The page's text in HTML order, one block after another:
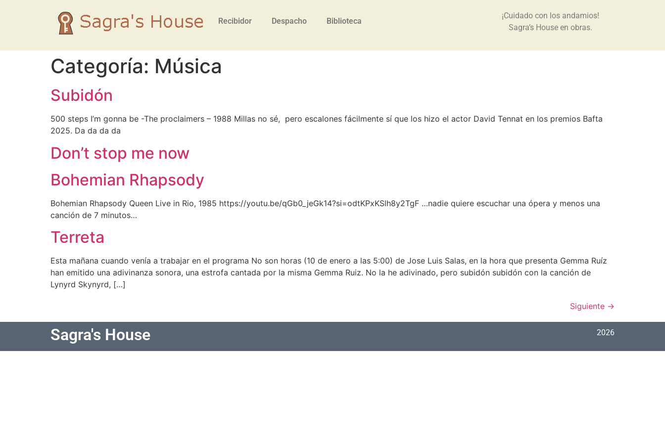
Recibidor Despacho Biblioteca
¡Cuidado con los andamios!
Sagra’s House en obras.
Categoría: Música
Subidón
500 steps I’m gonna be -The proclaimers – 1988 Millas no sé, pero escalones fácilmente sí que los hizo el actor David Tennat en los premios Bafta
2025. Da da da da
Don’t stop me now
Bohemian Rhapsody
Bohemian Rhapsody Queen Live in Rio, 1985 https://youtu.be/qGb0_jeGk14?si=odtKPxKSlh8y2TgF …nadie quiere escuchar una ópera y menos una
canción de 7 minutos…
Terreta
Esta mañana cuando venía a trabajar en el programa No son horas (10 de enero a las 5:00) de Jose Luis Salas, en la hora que presenta Gemma Ruíz
han emitido una adivinanza sonora, una estrofa cantada por la misma Gemma Ruiz. No la he adivinado, pero subidón subidón con la canción de
Lynyrd Skynyrd, […]
Siguiente →
Sagra's House 2026